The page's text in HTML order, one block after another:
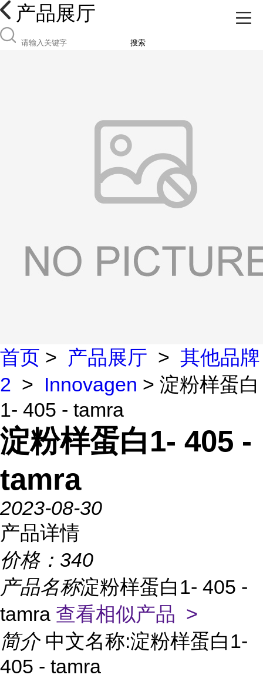
产品展厅
搜索
首页 > 产品展厅 > 其他品牌
2 > Innovagen > 淀粉样蛋白
1- 405 - tamra
淀粉样蛋白1- 405 -
tamra
2023-08-30
产品详情
价格： 340
产品名称淀粉样蛋白1- 405 -
tamra 查看相似产品 >
简介 中文名称:淀粉样蛋白1-
405 - tamra